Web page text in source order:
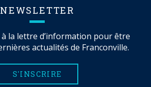
NEWSLETTER
la lettre d’information pour être
actualités de Franconville.
S'INSCRIRE